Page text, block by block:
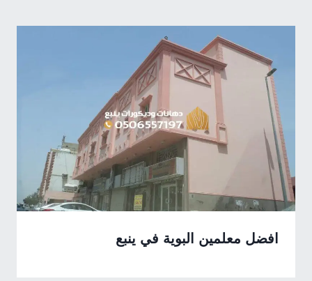
افضل معلمين البوية في ينبع